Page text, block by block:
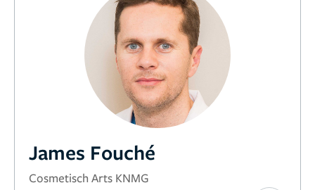
James Fouché
Cosmetisch Arts KNMG